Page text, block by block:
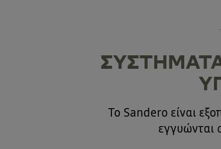
Το Sandero είναι
εγγυώνται